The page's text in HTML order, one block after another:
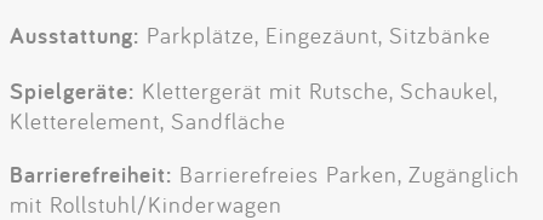
Ausstattung: Parkplätze, Eingezäunt, Sitzbänke
Spielgeräte: Klettergerät mit Rutsche, Schaukel,
Kletterelement, Sandfläche
Barrierefreiheit: Barrierefreies Parken, Zugänglich
mit Rollstuhl/Kinderwagen